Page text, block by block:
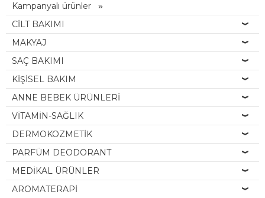
Kampanyalı ürünler
CİLT BAKIMI
MAKYAJ
SAÇ BAKIMI
KİŞİSEL BAKIM
ANNE BEBEK ÜRÜNLERİ
VİTAMİN-SAĞLIK
DERMOKOZMETİK
PARFÜM DEODORANT
MEDİKAL ÜRÜNLER
AROMATERAPİ